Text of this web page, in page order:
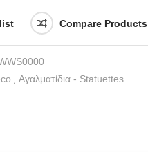
Compare Products
Αγαλματίδια - Statuettes